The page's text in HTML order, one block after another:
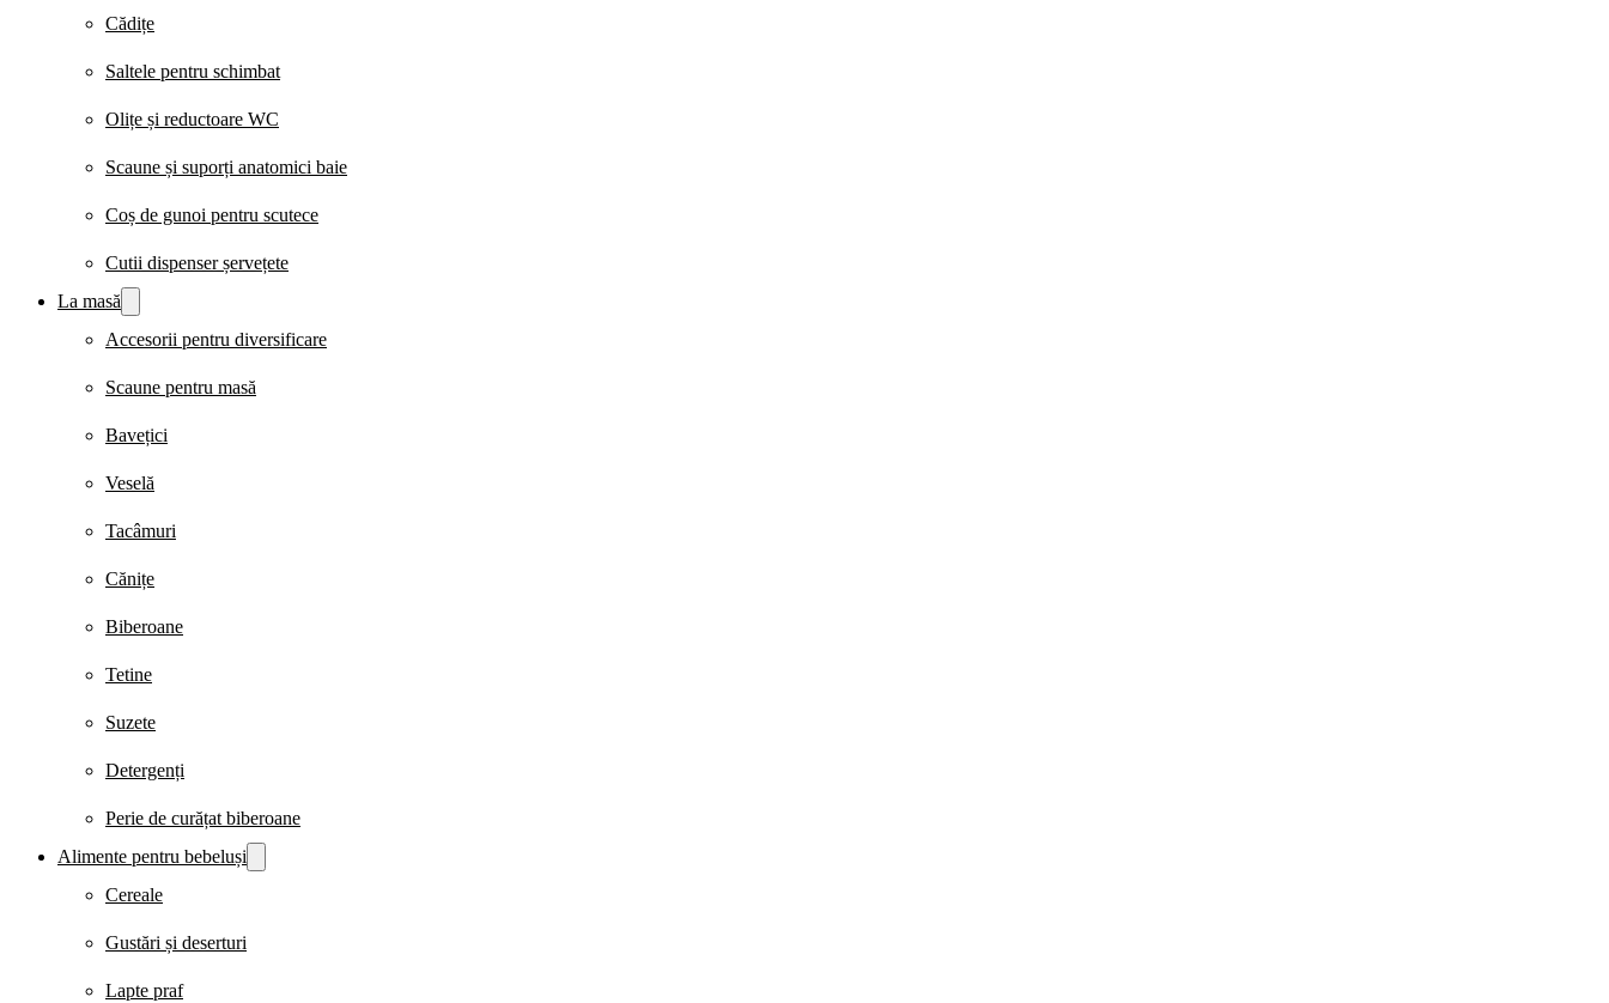
Cădițe
Saltele pentru schimbat
Olițe și reductoare WC
Scaune și suporți anatomici baie
Coș de gunoi pentru scutece
Cutii dispenser șervețete
La masă
Accesorii pentru diversificare
Scaune pentru masă
Bavețici
Veselă
Tacâmuri
Cănițe
Biberoane
Tetine
Suzete
Detergenți
Perie de curățat biberoane
Alimente pentru bebeluși
Cereale
Gustări și deserturi
Lapte praf